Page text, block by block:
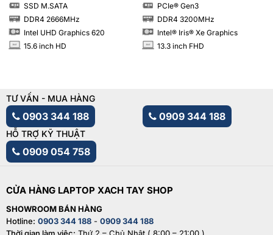
SSD SSD M.SATA
DDR4 2666MHz
Intel UHD Graphics 620
INCH 15.6 inch HD
SSD PCIe® Gen3
DDR4 3200MHz
Intel® Iris® Xe Graphics
INCH 13.3 inch FHD
TƯ VẤN - MUA HÀNG
0903 344 188 0909 344 188
HỖ TRỢ KỸ THUẬT
0909 054 758
CỬA HÀNG LAPTOP XACH TAY SHOP
SHOWROOM BÁN HÀNG
Hotline: 0903 344 188 - 0909 344 188